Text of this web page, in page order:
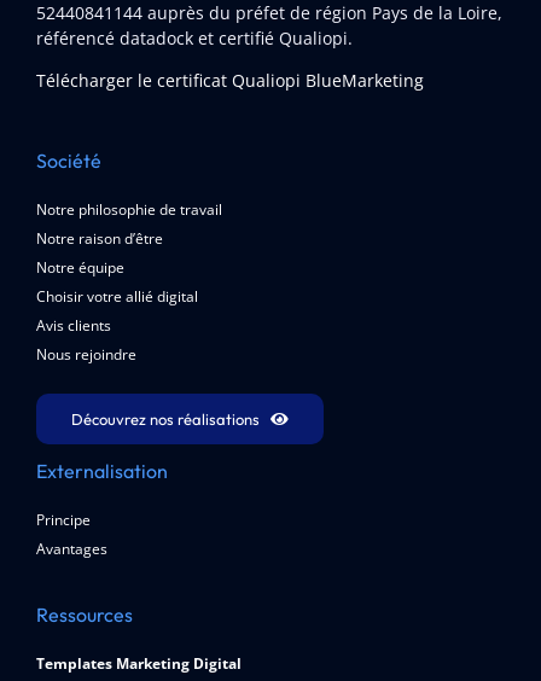
52440841144auprès du préfet de région Pays de la Loire,
référencé datadock et certifié Qualiopi.
Télécharger le certificat Qualiopi BlueMarketing
Société
Notre philosophie de travail
Notre raison d’être
Notre équipe
Choisir votre allié digital
Avis clients
Nous rejoindre
Découvrez nos réalisations
Externalisation
Principe
Avantages
Ressources
Templates Marketing Digital